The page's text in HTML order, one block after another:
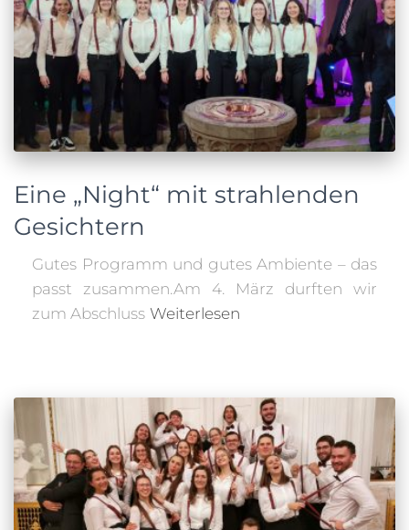
Eine „Night“ mit strahlenden
Gesichtern
Gutes Programm und gutes Ambiente – das
passt zusammen.Am 4. März durften wir
zum Abschluss Weiterlesen